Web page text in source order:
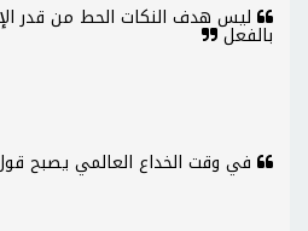
ليس هدف النكات الحط من قدر
بالفعل
في وقت الخداع العالمي يصبح